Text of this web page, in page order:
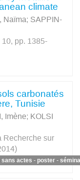
climate
Naïma; SAPPIN-
10, pp. 1385-
carbonatés
Tunisie
Imène; KOLSI
Recherche sur
actes - poster -